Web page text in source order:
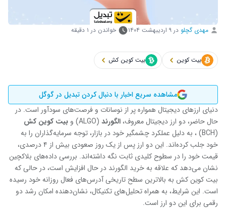
مهدی گچلو در ۹ اردیبهشت ۱۴۰۴ خواندن در ۱ دقیقه
بیت کوین بیت کوین کش
مشاهده سریع اخبار با دنبال کردن تبدیل در گوگل
دنیای ارزهای دیجیتال همواره پر از نوسانات و فرصت‌های سودآور است. در
حال حاضر، دو ارز دیجیتال معروف، الگورند (ALGO) و
بیت‌ کوین کش
(BCH) ، به دلیل عملکرد چشمگیر خود در بازار، توجه سرمایه‌گذاران را به
خود جلب کرده‌اند. این دو ارز پس از یک روز صعودی بیش از ۴ درصدی،
قیمت خود را در سطوح کلیدی ثابت نگه داشته‌اند. بررسی داده‌های بلاکچین
نشان می‌دهد که علاقه به خرید الگورند در حال افزایش است، در حالی که
بیت ‌کوین کش به بالاترین سطح تاریخی آدرس‌های فعال روزانه خود رسیده
است. این شرایط، به همراه تحلیل‌های تکنیکال، نشان‌دهنده امکان رشد دو
رقمی برای این دو ارز است.